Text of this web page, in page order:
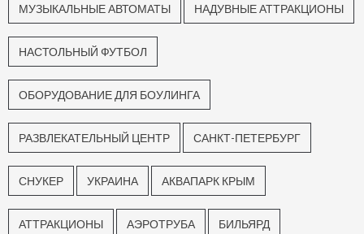
МУЗЫКАЛЬНЫЕ АВТОМАТЫ НАДУВНЫЕ АТТРАКЦИОНЫ
НАСТОЛЬНЫЙ ФУТБОЛ
ОБОРУДОВАНИЕ ДЛЯ БОУЛИНГА
РАЗВЛЕКАТЕЛЬНЫЙ ЦЕНТР САНКТ-ПЕТЕРБУРГ
СНУКЕР УКРАИНА АКВАПАРК КРЫМ
АТТРАКЦИОНЫ АЭРОТРУБА БИЛЬЯРД